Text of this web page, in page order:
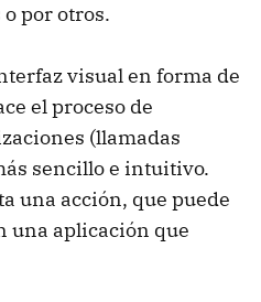
por otros.
visual en forma de
el proceso de
(llamadas
sencillo e intuitivo.
una acción, que puede
una aplicación que